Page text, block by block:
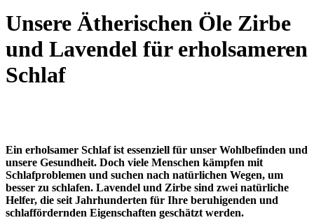
Unsere Ätherischen Öle Zirbe
und Lavendel für erholsameren
Schlaf
Ein erholsamer Schlaf ist essenziell für unser Wohlbefinden und
unsere Gesundheit. Doch viele Menschen kämpfen mit
Schlafproblemen und suchen nach natürlichen Wegen, um
besser zu schlafen. Lavendel und Zirbe sind zwei natürliche
Helfer, die seit Jahrhunderten für Ihre beruhigenden und
schlaffördernden Eigenschaften geschätzt werden.